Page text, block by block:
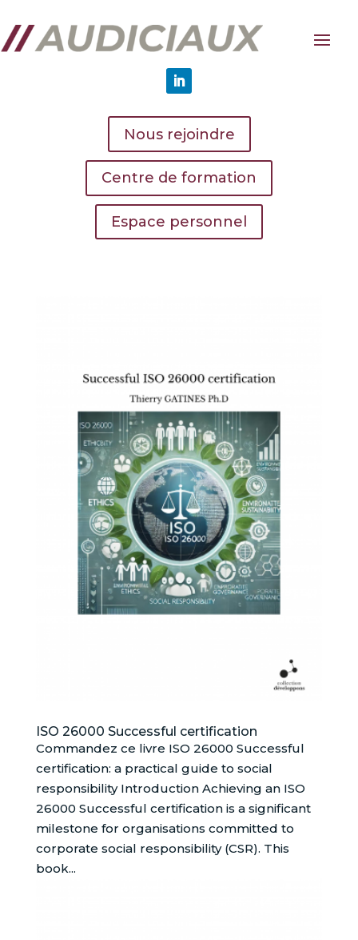
Nous rejoindre
Centre de formation
Espace personnel
ISO 26000 Successful certification
Commandez ce livre ISO 26000 Successful
certification: a practical guide to social
responsibility Introduction Achieving an ISO
26000 Successful certification is a significant
milestone for organisations committed to
corporate social responsibility (CSR). This
book...